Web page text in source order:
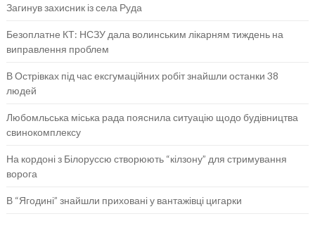
Загинув захисник із села Руда
Безоплатне КТ: НСЗУ дала волинським лікарням тиждень на
виправлення проблем
В Острівках під час ексгумаційних робіт знайшли останки 38
людей
Любомльська міська рада пояснила ситуацію щодо будівництва
свинокомплексу
На кордоні з Білоруссю створюють “кілзону” для стримування
ворога
В “Ягодині” знайшли приховані у вантажівці цигарки